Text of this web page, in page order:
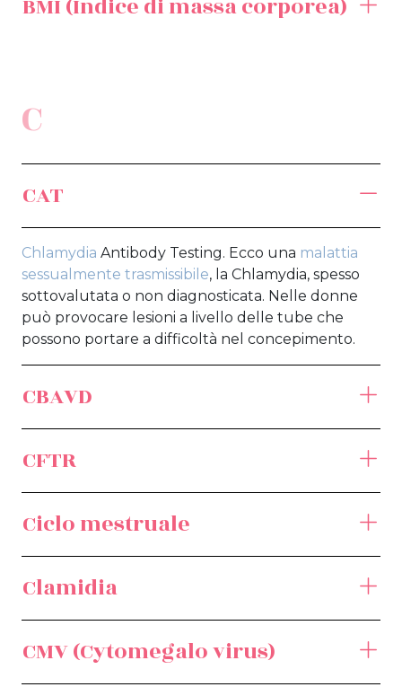
BMI (Indice di massa corporea)
C
CAT
Chlamydia Antibody Testing. Ecco una malattia
sessualmente trasmissibile, la Chlamydia, spesso
sottovalutata o non diagnosticata. Nelle donne
può provocare lesioni a livello delle tube che
possono portare a difficoltà nel concepimento.
CBAVD
CFTR
Ciclo mestruale
Clamidia
CMV (Cytomegalo virus)